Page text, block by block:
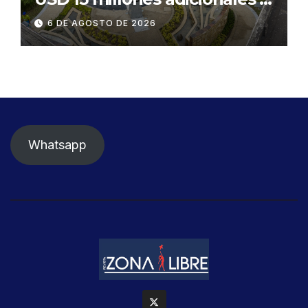
SEGURA EP para fortalecer la
seguridad ciudadana
6 DE AGOSTO DE 2026
Whatsapp